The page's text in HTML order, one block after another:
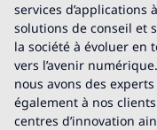
services d’applications
solutions de conseil et
la société à évoluer en
vers l’avenir
nous avons des
également à nos
centres d’innovation